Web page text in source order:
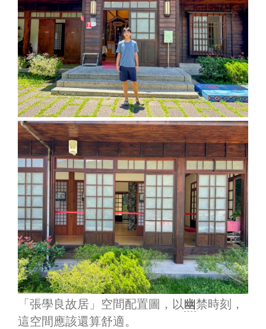
「張學良故居」空間配置圖，以幽禁時刻，
這空間應該還算舒適。